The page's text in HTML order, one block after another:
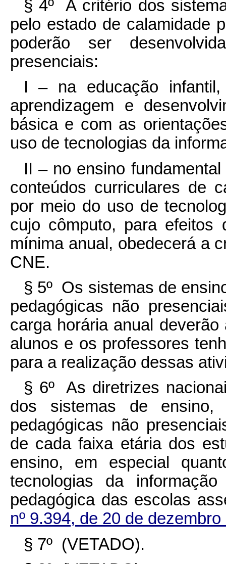
§ 4º A critério dos
pelo estado de calamidade
poderão ser
presenciais:
I – na educação
aprendizagem e
básica e com as
uso de tecnologias da
II – no ensino
conteúdos curriculares de
por meio do uso de
cujo cômputo, para efeitos
mínima anual, obedecerá a
CNE.
§ 5º Os sistemas de
pedagógicas não
carga horária anual
alunos e os professores
para a realização dessas
§ 6º As diretrizes
dos sistemas de
pedagógicas não
de cada faixa etária dos
ensino, em especial
tecnologias da
pedagógica das escolas
nº 9.394, de 20 de
§ 7º (VETADO).